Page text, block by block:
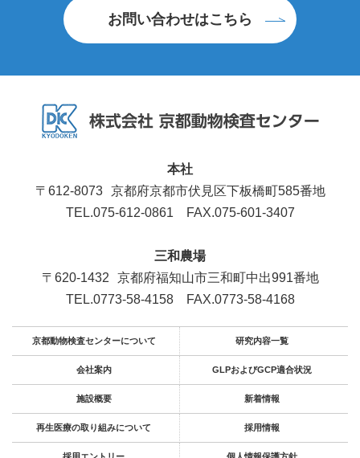
お問い合わせはこちら
本社
〒612-8073
京都府京都市伏見区下板橋町585番地
TEL.075-612-0861 FAX.075-601-3407
三和農場
〒620-1432
京都府福知山市三和町中出991番地
TEL.0773-58-4158FAX.0773-58-4168
京都動物検査センターについて 研究内容一覧
会社案内 GLPおよびGCP適合状況
施設概要 新着情報
再生医療の取り組みについて 採用情報